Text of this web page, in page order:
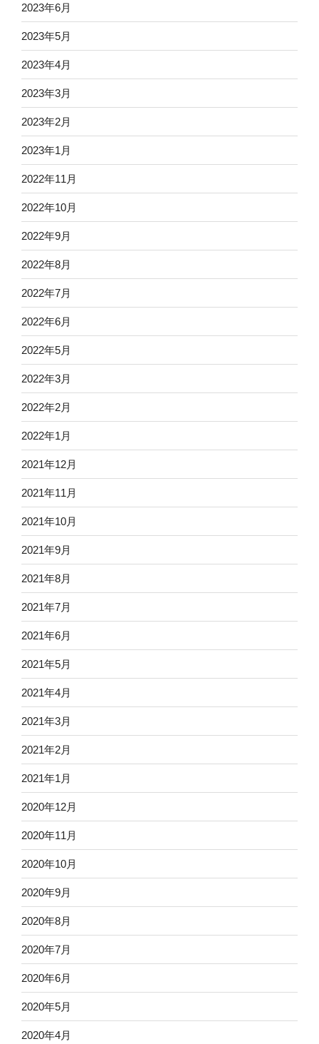
2023年6月
2023年5月
2023年4月
2023年3月
2023年2月
2023年1月
2022年11月
2022年10月
2022年9月
2022年8月
2022年7月
2022年6月
2022年5月
2022年3月
2022年2月
2022年1月
2021年12月
2021年11月
2021年10月
2021年9月
2021年8月
2021年7月
2021年6月
2021年5月
2021年4月
2021年3月
2021年2月
2021年1月
2020年12月
2020年11月
2020年10月
2020年9月
2020年8月
2020年7月
2020年6月
2020年5月
2020年4月